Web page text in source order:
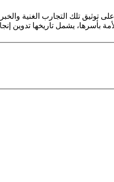
توثيق تلك التجارب الغنية
يشمل تاريخها تدوين